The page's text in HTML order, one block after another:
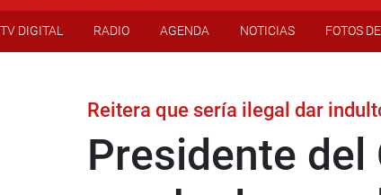
TV DIGITAL RADIO AGENDA NOTICIAS FOTOS
Reitera que sería ilegal dar
Presidente